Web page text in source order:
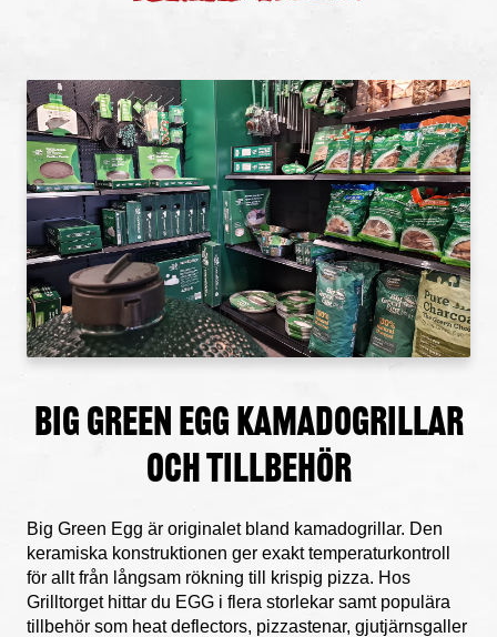
Big Green Egg kamadogrillar
och tillbehör
Big Green Egg är originalet bland kamadogrillar. Den
keramiska konstruktionen ger exakt temperaturkontroll
för allt från långsam rökning till krispig pizza. Hos
Grilltorget hittar du EGG i flera storlekar samt populära
tillbehör som heat deflectors, pizzastenar, gjutjärnsgaller